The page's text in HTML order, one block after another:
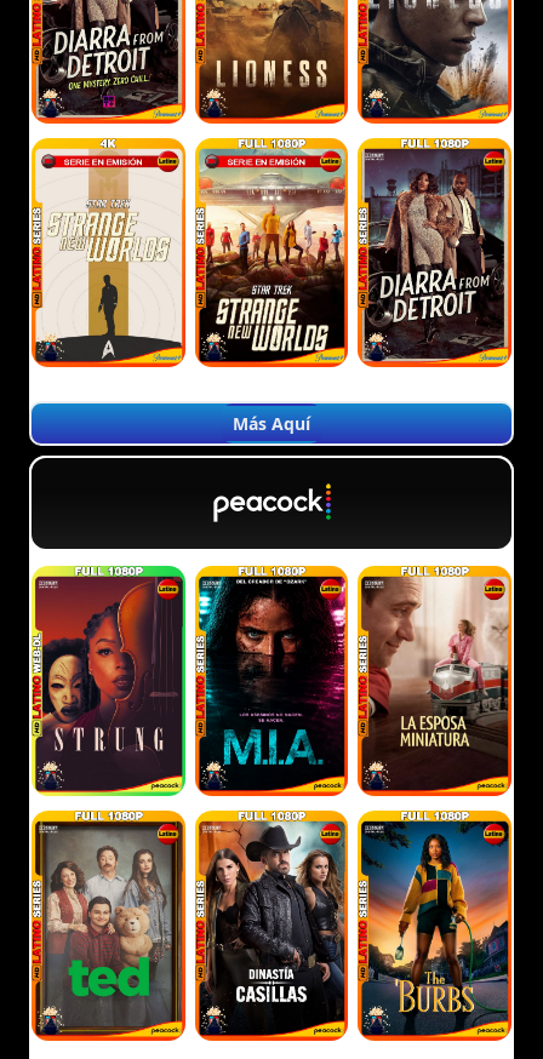
Más Aquí